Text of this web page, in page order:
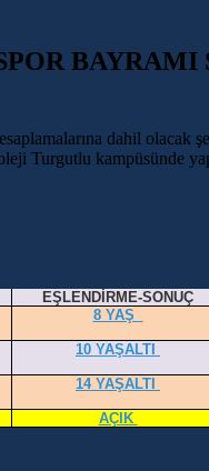
BAYRAMI
dahil olacak
Turgutlu kampüsünde
EŞLENDİRME-SONUÇ
8 YAŞ
10 YAŞALTI
14 YAŞALTI
AÇIK